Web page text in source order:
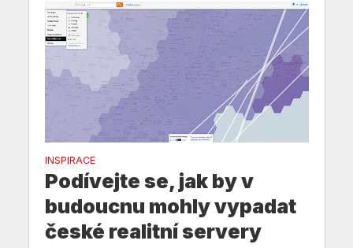
INSPIRACE
Podívejte se, jak by v
budoucnu mohly vypadat
české realitní servery